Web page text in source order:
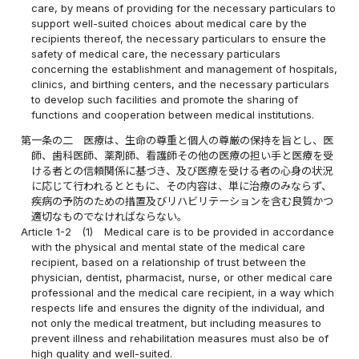
care, by means of providing for the necessary particulars to
support well-suited choices about medical care by the
recipients thereof, the necessary particulars to ensure the
safety of medical care, the necessary particulars
concerning the establishment and management of hospitals,
clinics, and birthing centers, and the necessary particulars
to develop such facilities and promote the sharing of
functions and cooperation between medical institutions.
第一条の二
医療は、生命の尊重と個人の尊厳の保持を旨とし、医
師、歯科医師、薬剤師、看護師その他の医療の担い手と医療を受
ける者との信頼関係に基づき、及び医療を受ける者の心身の状況
に応じて行われるとともに、その内容は、単に治療のみならず、
疾病の予防のための措置及びリハビリテーションを含む良質かつ
適切なものでなければならない。
Article 1-2
(1)
Medical care is to be provided in accordance
with the physical and mental state of the medical care
recipient, based on a relationship of trust between the
physician, dentist, pharmacist, nurse, or other medical care
professional and the medical care recipient, in a way which
respects life and ensures the dignity of the individual, and
not only the medical treatment, but including measures to
prevent illness and rehabilitation measures must also be of
high quality and well-suited.